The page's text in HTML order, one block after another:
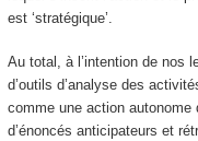
est ‘stratégique’.
Au total, à l’intention de nos
d’outils d’analyse des
comme une action autonome
d’énoncés anticipateurs et